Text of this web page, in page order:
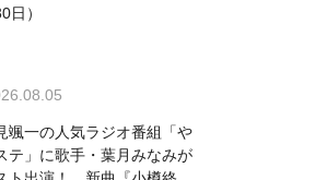
日）
颯一の人気ラジオ番組「や
テ」に歌手・葉月みなみが